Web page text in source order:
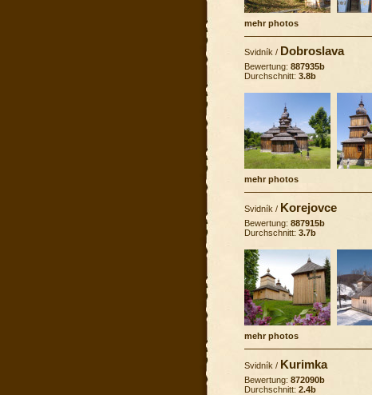
mehr photos
Svidník / Dobroslava
Bewertung: 887935b
Durchschnitt: 3.8b
mehr photos
Svidník / Korejovce
Bewertung: 887915b
Durchschnitt: 3.7b
mehr photos
Svidník / Kurimka
Bewertung: 872090b
Durchschnitt: 2.4b